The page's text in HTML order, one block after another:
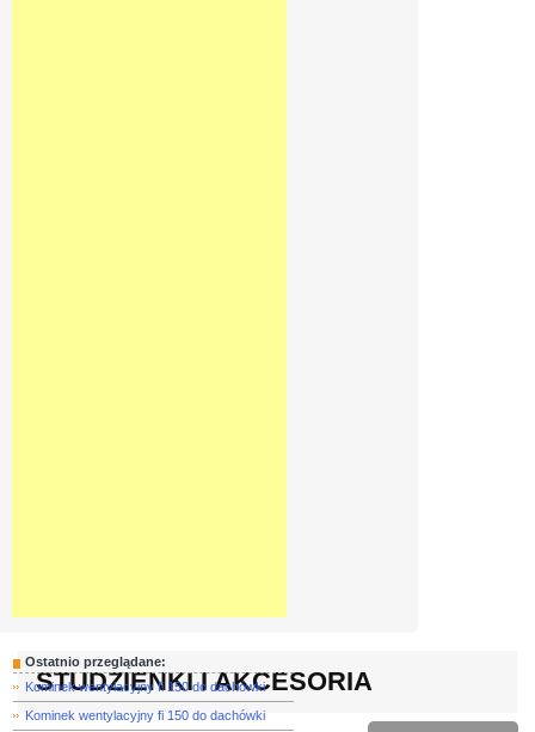
Ostatnio przeglądane:
Kominek wentylacyjny fi 150 do dachówki
Kominek wentylacyjny fi 150 do dachówki
STUDZIENKI I AKCESORIA